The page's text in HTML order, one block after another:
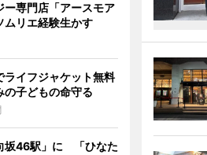
ー専門店「アースモア
ムリエ経験生かす
ライフジャケット無料
子どもの命守る
坂46駅」に 「ひなた